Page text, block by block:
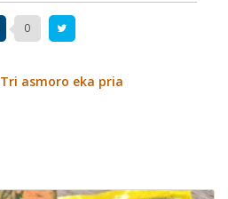
0
Tri asmoro eka pria